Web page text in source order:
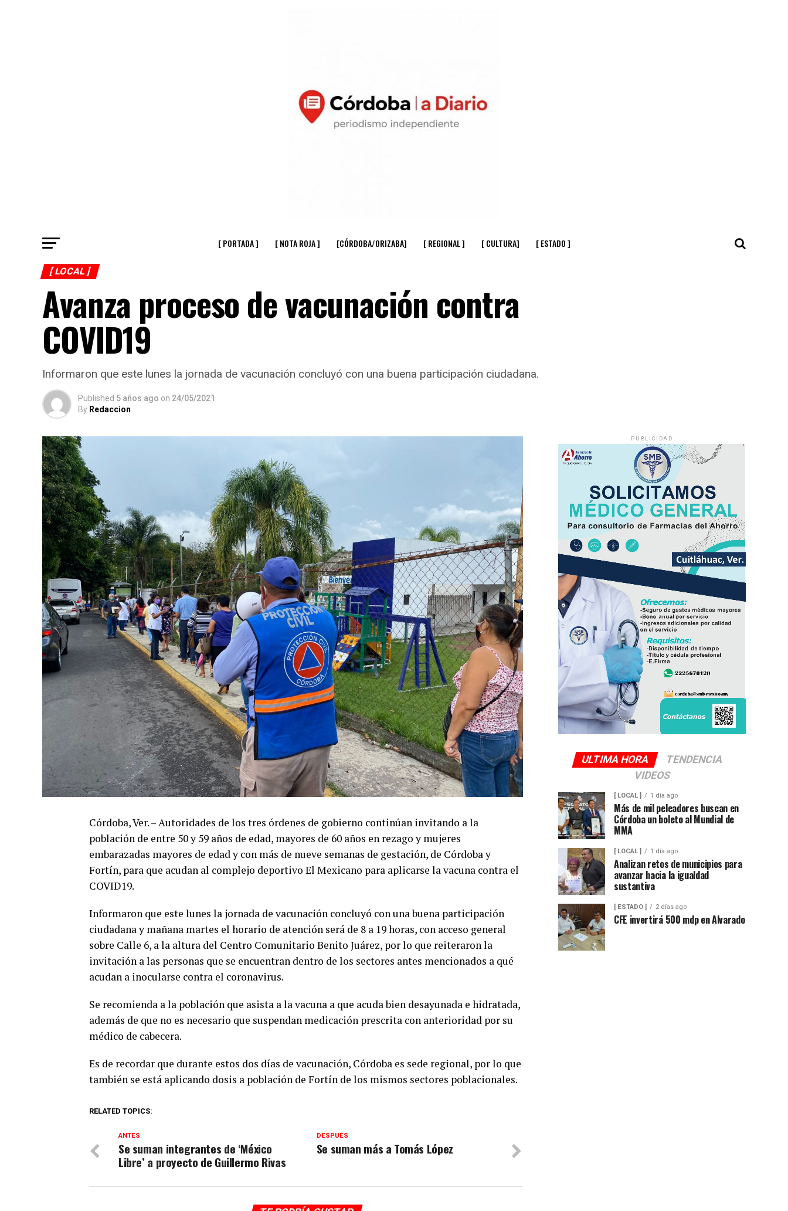
[ PORTADA ] [ NOTA ROJA ] [CÓRDOBA/ORIZABA] [ REGIONAL ] [ CULTURA] [ ESTADO ]
[ LOCAL ]
Avanza proceso de vacunación contra
COVID19
Informaron que este lunes la jornada de vacunación concluyó con una buena participación ciudadana.
Published 5 años ago on 24/05/2021
By Redaccion
Córdoba, Ver. – Autoridades de los tres órdenes de gobierno continúan invitando a la
población de entre 50 y 59 años de edad, mayores de 60 años en rezago y mujeres
embarazadas mayores de edad y con más de nueve semanas de gestación, de Córdoba y
Fortín, para que acudan al complejo deportivo El Mexicano para aplicarse la vacuna contra el
COVID19.
Informaron que este lunes la jornada de vacunación concluyó con una buena participación
ciudadana y mañana martes el horario de atención será de 8 a 19 horas, con acceso general
sobre Calle 6, a la altura del Centro Comunitario Benito Juárez, por lo que reiteraron la
invitación a las personas que se encuentran dentro de los sectores antes mencionados a qué
acudan a inocularse contra el coronavirus.
Se recomienda a la población que asista a la vacuna a que acuda bien desayunada e hidratada,
además de que no es necesario que suspendan medicación prescrita con anterioridad por su
médico de cabecera.
Es de recordar que durante estos dos días de vacunación, Córdoba es sede regional, por lo que
también se está aplicando dosis a población de Fortín de los mismos sectores poblacionales.
RELATED TOPICS:
DESPUÉS
Se suman más a Tomás López
ANTES
Se suman integrantes de ‘México
Libre’ a proyecto de Guillermo Rivas
PUBLICIDAD
ULTIMA HORA
TENDENCIA
VIDEOS
[ LOCAL ] 1 día ago
Más de mil peleadores buscan en
Córdoba un boleto al Mundial de
MMA
[ LOCAL ] 1 día ago
Analizan retos de municipios para
avanzar hacia la igualdad
sustantiva
[ ESTADO ] 2 días ago
CFE invertirá 500 mdp en Alvarado